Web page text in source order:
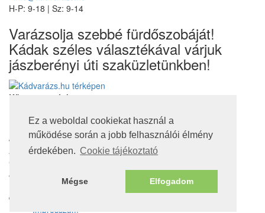
Ez a weboldal cookiekat használ a
működése során a jobb felhasználói élmény
érdekében. Cookie tájékoztató
Mégse Elfogadom
H-P: 9-18 | Sz: 9-14
Varázsolja szebbé fürdőszobáját!
Kádak széles választékával várjuk
jászberényi úti szaküzletünkben!
Kövessen minket
Jogi nyilatkozatok
Adatvédelmi tájékoztató
Cookie tájékoztató
Jótállás, szavatosság
Nem jótállás köteles termékek
© 2016. Minden jog fenntartva!
Impresszum